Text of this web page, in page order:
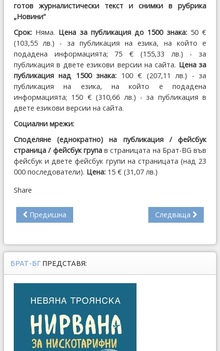
готов журналистически текст и снимки в рубрика
„Новини“
Срок: Няма. Цена за публикация до 1500 знака:50 €
(103,55 лв.) - за публикация на езика, на който е
подадена информацията; 75 € (155,33 лв.) - за
публикация в двете езикови версии на сайта. Цена за
публикация над 1500 знака: 100 € (207,11 лв.) - за
публикация на езика, на който е подадена
информацията; 150 € (310,66 лв.) - за публикация в
двете езикови версии на сайта.
Социални мрежи:
Споделяне (еднократно) на публикация / фейсбук
страница / фейсбук групав страницата на Брат-BG във
фейсбук и двете фейсбук групи на страницата (над 23
000 последователи). Цена: 15 € (31,07 лв.)
Share
Предишна Следваща
БРАТ-БГ ПРЕДСТАВЯ: